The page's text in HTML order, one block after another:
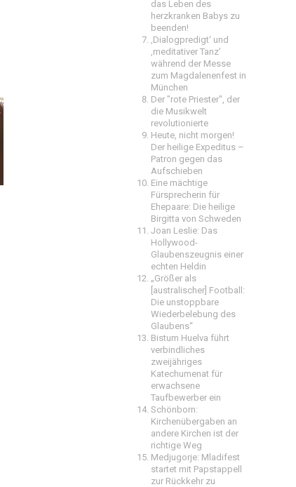
das Leben des
herzkranken Babys zu
beenden!
‚Dialogpredigt‘ und
‚meditativer Tanz’
während der Messe
zum Magdalenenfest in
München
Der "rote Priester", der
die Musikwelt
revolutionierte
Heute, nicht morgen!
Der heilige Expeditus –
Patron gegen das
Aufschieben
Eine mächtige
Fürsprecherin für
Ehepaare: Die heilige
Birgitta von Schweden
Joan Leslie: Das
Hollywood-
Glaubenszeugnis einer
echten Heldin
„Größer als
[australischer] Football:
Die unstoppbare
Wiederbelebung des
Glaubens“
Bistum Huelva führt
verbindliches
zweijähriges
Katechumenat für
erwachsene
Taufbewerber ein
Schönborn:
Kirchenübergaben an
andere Kirchen ist der
richtige Weg
Medjugorje: Mladifest
startet mit Papstappell
zur Rückkehr zu